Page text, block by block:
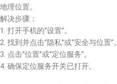
地理位置。
解决步骤：
1. 打开手机的“设置”。
2. 找到并点击“隐私”或“安全与位置”。
3. 点击“位置”或“定位服务”。
4. 确保定位服务开关已打开。